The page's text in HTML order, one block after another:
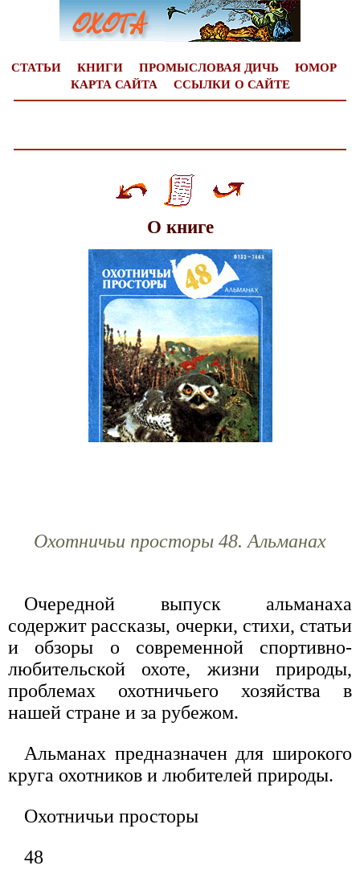
СТАТЬИ КНИГИ ПРОМЫСЛОВАЯ ДИЧЬ
ЮМОР
КАРТА САЙТА
ССЫЛКИ О САЙТЕ
О книге
Охотничьи просторы 48. Альманах
Очередной выпуск альманаха
содержит рассказы, очерки, стихи, статьи
и обзоры о современной спортивно-
любительской охоте, жизни природы,
проблемах охотничьего хозяйства в
нашей стране и за рубежом.
Альманах предназначен для широкого
круга охотников и любителей природы.
Охотничьи просторы
48